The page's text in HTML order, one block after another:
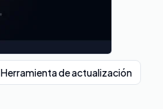
Herramienta de actualización